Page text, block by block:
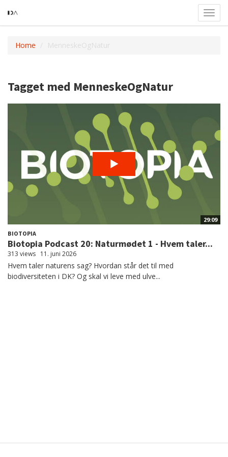
Home MenneskeOgNatur
Tagget med MenneskeOgNatur
29:09
BIOTOPIA
Biotopia Podcast 20: Naturmødet 1 - Hvem taler...
313 views 11. juni 2026
Hvem taler naturens sag? Hvordan står det til med
biodiversiteten i DK? Og skal vi leve med ulve...